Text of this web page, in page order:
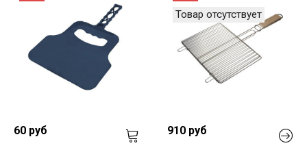
60 руб
Товар отсутствует
910 руб